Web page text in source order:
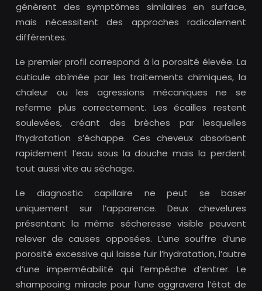
génèrent des symptômes similaires en surface,
mais nécessitent des approches radicalement
différentes.
Le premier profil correspond à la porosité élevée. La
cuticule abîmée par les traitements chimiques, la
chaleur ou les agressions mécaniques ne se
referme plus correctement. Les écailles restent
soulevées, créant des brèches par lesquelles
l’hydratation s’échappe. Ces cheveux absorbent
rapidement l’eau sous la douche mais la perdent
tout aussi vite au séchage.
Le diagnostic capillaire ne peut se baser
uniquement sur l’apparence. Deux chevelures
présentant la même sécheresse visible peuvent
relever de causes opposées. L’une souffre d’une
porosité excessive qui laisse fuir l’hydratation, l’autre
d’une imperméabilité qui l’empêche d’entrer. Le
shampooing miracle pour l’une aggravera l’état de